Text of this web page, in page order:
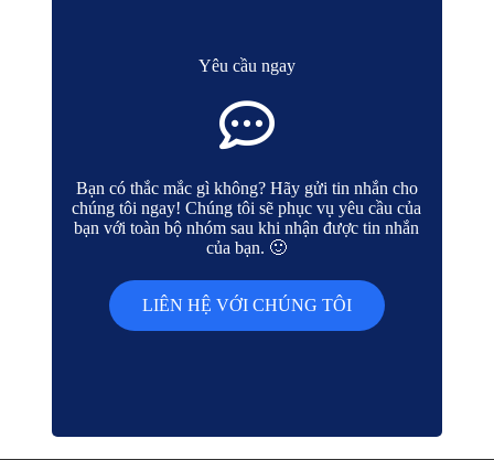
Yêu cầu ngay
Bạn có thắc mắc gì không? Hãy gửi tin nhắn cho
chúng tôi ngay! Chúng tôi sẽ phục vụ yêu cầu của
bạn với toàn bộ nhóm sau khi nhận được tin nhắn
của bạn. 🙂
LIÊN HỆ VỚI CHÚNG TÔI